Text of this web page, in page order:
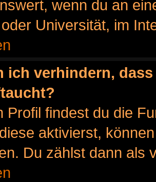
wenn du an
Universität, im
ich verhindern,
Profil findest du die
aktivierst,
Du zählst dann als